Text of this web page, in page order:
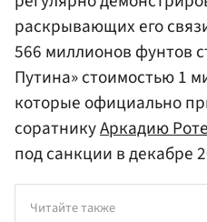
раскрывающих его
566 миллионов фунтов
Путина» стоимостью 1
которые официально
соратникуАркадию
под санкции в декабре
Читайте также